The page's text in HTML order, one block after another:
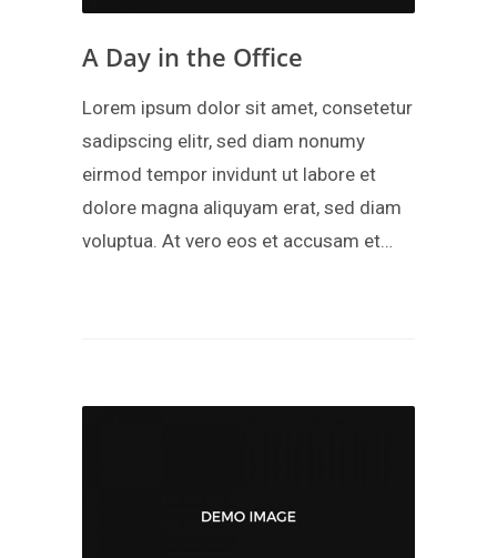
A Day in the Office
Lorem ipsum dolor sit amet, consetetur
sadipscing elitr, sed diam nonumy
eirmod tempor invidunt ut labore et
dolore magna aliquyam erat, sed diam
voluptua. At vero eos et accusam et…